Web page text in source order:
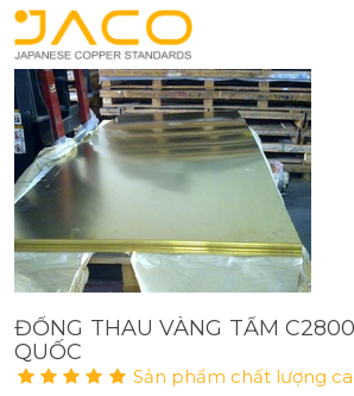
ĐỒNG THAU VÀNG TẤM
QUỐC
Sản phẩm chất lượng